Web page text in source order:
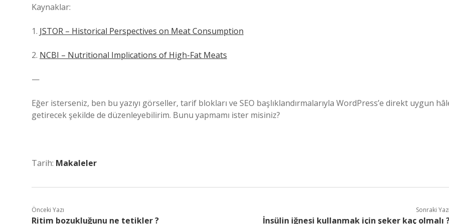
Kaynaklar:
1. JSTOR – Historical Perspectives on Meat Consumption
2. NCBI – Nutritional Implications of High-Fat Meats
—
Eğer isterseniz, ben bu yazıyı görseller, tarif blokları ve SEO başlıklandırmalarıyla WordPress’e direkt uygun
getirecek şekilde de düzenleyebilirim. Bunu yapmamı ister misiniz?
Tarih: Makaleler
Önceki Yazı
Ritim bozukluğunu ne tetikler ?
Sonraki Yazı
İnsülin iğnesi kullanmak için şeker kaç olmalı